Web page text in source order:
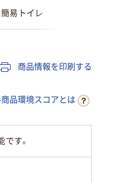
簡易トイレ
商品情報を印刷する
品環境スコアとは
す。